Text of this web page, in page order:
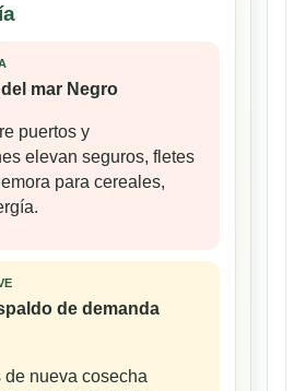
mar Negro
puertos y
elevan seguros, fletes
para cereales,
de demanda
de nueva cosecha